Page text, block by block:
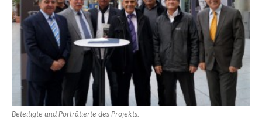
Beteiligte und Porträtierte des Projekts.